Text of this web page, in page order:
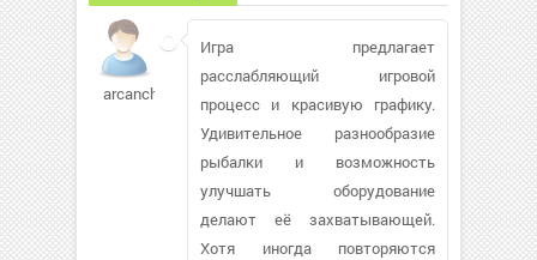
arcanchic168
Игра предлагает
расслабляющий игровой
процесс и красивую графику.
Удивительное разнообразие
рыбалки и возможность
улучшать оборудование
делают её захватывающей.
Хотя иногда повторяются